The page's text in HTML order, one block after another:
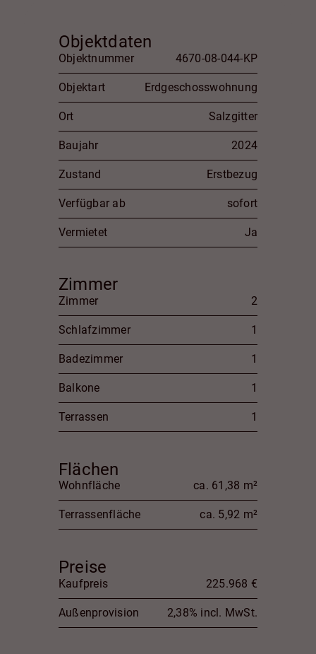
Objektdaten
Objektnummer 4670-08-044-KP
Objektart Erdgeschosswohnung
Ort Salzgitter
Baujahr 2024
Zustand Erstbezug
Verfügbar ab sofort
Vermietet Ja
Zimmer
Zimmer 2
Schlafzimmer 1
Badezimmer 1
Balkone 1
Terrassen 1
Flächen
Wohnfläche ca. 61,38 m²
Terrassenfläche ca. 5,92 m²
Preise
Kaufpreis 225.968 €
Außenprovision 2,38% incl. MwSt.